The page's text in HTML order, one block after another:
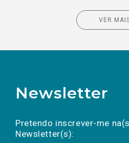
VER
Newsletter
Pretendo inscrever-me
Newsletter(s):
a(s) newsletter(s).
mail